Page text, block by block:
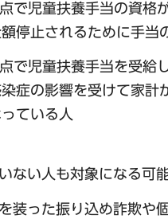
で児童扶養手当の資格
停止されるために手当
で児童扶養手当を受給
症の影響を受けて家
ている人
ない人も対象になる可
装った振り込め詐欺や